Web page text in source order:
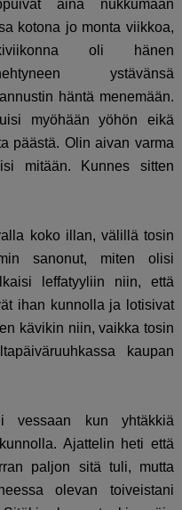
aina nukkumaan
kotona jo monta viikkoa,
oli hänen
ystävänsä
häntä menemään.
myöhään yöhön eikä
päästä. Olin aivan varma
mitään. Kunnes sitten
koko illan, välillä tosin
sanonut, miten olisi
leffatyyliin niin, että
ihan kunnolla ja lotisivat
kävikin niin, vaikka tosin
kaupan
vessaan kun yhtäkkiä
Ajattelin heti että
paljon sitä tuli, mutta
olevan toiveistani